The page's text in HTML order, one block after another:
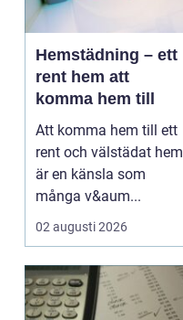
Hemstädning – ett
rent hem att
komma hem till
Att komma hem till ett
rent och välstädat hem
är en känsla som
många v&aum...
02 augusti 2026